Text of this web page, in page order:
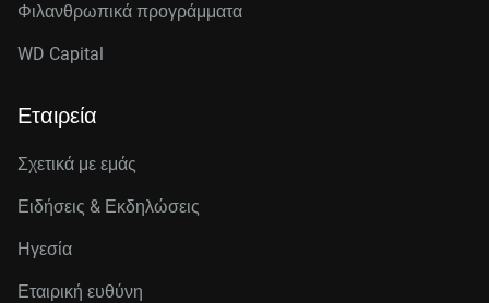
Φιλανθρωπικά προγράμματα
WD Capital
Εταιρεία
Σχετικά με εμάς
Ειδήσεις & Εκδηλώσεις
Ηγεσία
Εταιρική ευθύνη